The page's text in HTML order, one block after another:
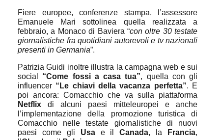
Fiere europee, conferenze stampa, l’assessore
Emanuele Mari sottolinea quella realizzata a
febbraio, a Monaco di Baviera “con oltre 30 testate
giornalistiche fra quotidiani autorevoli e tv nazionali
presenti in Germania”.
Patrizia Guidi inoltre illustra la campagna web e sui
social “Come fossi a casa tua”, quella con gli
influencer “Le chiavi della vacanza perfetta”. E
poi ancora: Comacchio che va sulla piattaforma
Netflix di alcuni paesi mitteleuropei e anche
l’implementazione della promozione turistica di
Comacchio nelle testate giornalistiche di nuovi
paesi come gli Usa e ilCanada, la Francia,